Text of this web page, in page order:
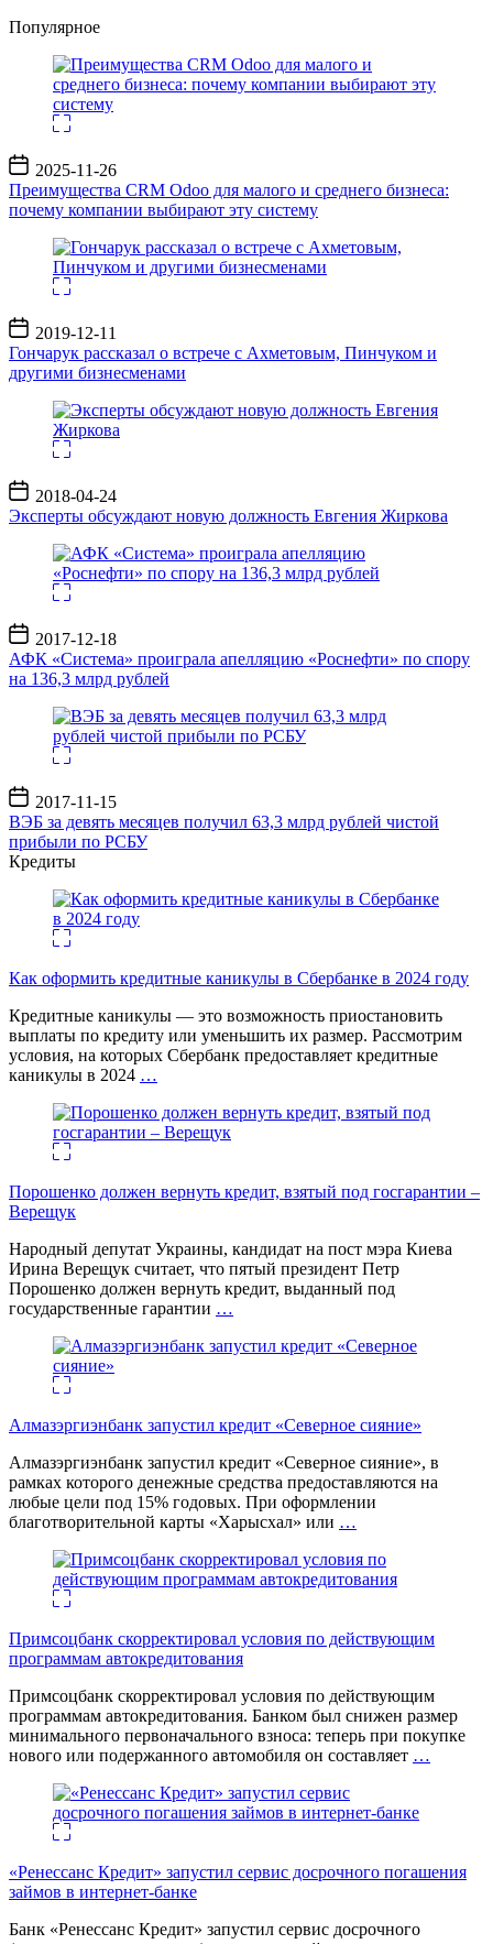
Популярное
Дата
записи
2025-11-26
Преимущества CRM Odoo для малого и среднего бизнеса:
почему компании выбирают эту систему
Дата
записи
2019-12-11
Гончарук рассказал о встрече с Ахметовым, Пинчуком и
другими бизнесменами
Дата
записи
2018-04-24
Эксперты обсуждают новую должность Евгения Жиркова
Дата
записи
2017-12-18
АФК «Система» проиграла апелляцию «Роснефти» по спору
на 136,3 млрд рублей
Дата
записи
2017-11-15
ВЭБ за девять месяцев получил 63,3 млрд рублей чистой
прибыли по РСБУ
Кредиты
Как оформить кредитные каникулы в Сбербанке в 2024 году
Кредитные каникулы — это возможность приостановить
выплаты по кредиту или уменьшить их размер. Рассмотрим
условия, на которых Сбербанк предоставляет кредитные
каникулы в 2024 …
Порошенко должен вернуть кредит, взятый под госгарантии –
Верещук
Народный депутат Украины, кандидат на пост мэра Киева
Ирина Верещук считает, что пятый президент Петр
Порошенко должен вернуть кредит, выданный под
государственные гарантии …
Алмазэргиэнбанк запустил кредит «Северное сияние»
Алмазэргиэнбанк запустил кредит «Северное сияние», в
рамках которого денежные средства предоставляются на
любые цели под 15% годовых. При оформлении
благотворительной карты «Харысхал» или …
Примсоцбанк скорректировал условия по действующим
программам автокредитования
Примсоцбанк скорректировал условия по действующим
программам автокредитования. Банком был снижен размер
минимального первоначального взноса: теперь при покупке
нового или подержанного автомобиля он составляет …
«Ренессанс Кредит» запустил сервис досрочного погашения
займов в интернет-банке
Банк «Ренессанс Кредит» запустил сервис досрочного